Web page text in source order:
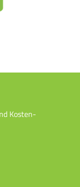
Kosten-